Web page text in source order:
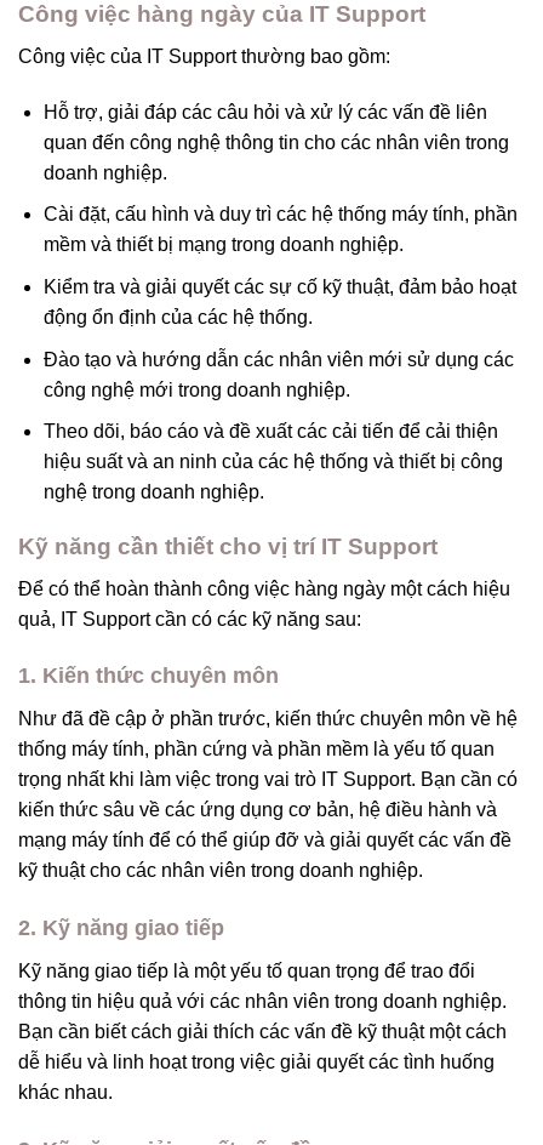
Công việc hàng ngày của IT Support
Công việc của IT Support thường bao gồm:
Hỗ trợ, giải đáp các câu hỏi và xử lý các vấn đề liên
quan đến công nghệ thông tin cho các nhân viên trong
doanh nghiệp.
Cài đặt, cấu hình và duy trì các hệ thống máy tính, phần
mềm và thiết bị mạng trong doanh nghiệp.
Kiểm tra và giải quyết các sự cố kỹ thuật, đảm bảo hoạt
động ổn định của các hệ thống.
Đào tạo và hướng dẫn các nhân viên mới sử dụng các
công nghệ mới trong doanh nghiệp.
Theo dõi, báo cáo và đề xuất các cải tiến để cải thiện
hiệu suất và an ninh của các hệ thống và thiết bị công
nghệ trong doanh nghiệp.
Kỹ năng cần thiết cho vị trí IT Support
Để có thể hoàn thành công việc hàng ngày một cách hiệu
quả, IT Support cần có các kỹ năng sau:
1. Kiến thức chuyên môn
Như đã đề cập ở phần trước, kiến thức chuyên môn về hệ
thống máy tính, phần cứng và phần mềm là yếu tố quan
trọng nhất khi làm việc trong vai trò IT Support. Bạn cần có
kiến thức sâu về các ứng dụng cơ bản, hệ điều hành và
mạng máy tính để có thể giúp đỡ và giải quyết các vấn đề
kỹ thuật cho các nhân viên trong doanh nghiệp.
2. Kỹ năng giao tiếp
Kỹ năng giao tiếp là một yếu tố quan trọng để trao đổi
thông tin hiệu quả với các nhân viên trong doanh nghiệp.
Bạn cần biết cách giải thích các vấn đề kỹ thuật một cách
dễ hiểu và linh hoạt trong việc giải quyết các tình huống
khác nhau.